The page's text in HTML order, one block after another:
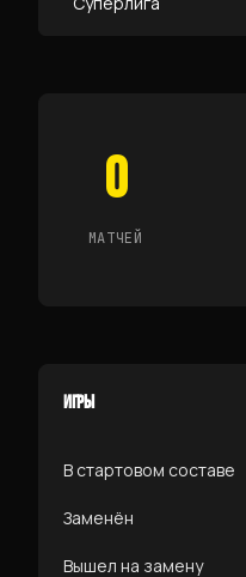
0
МАТЧЕЙ
ИГРЫ
В стартовом составе
Заменён
Вышел на замену